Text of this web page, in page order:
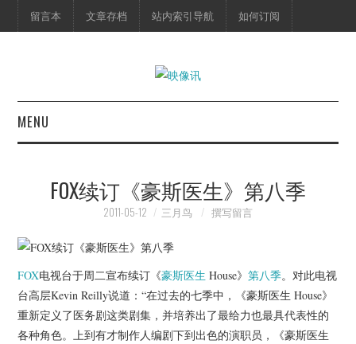
留言本 文章存档 站内索引导航 如何订阅
MENU
映像快讯
预告片
海报剧照
脱口秀
FOX续订《豪斯医生》第八季
2011-05-12 三月鸟 撰写留言
FOX电视台于周二宣布续订《豪斯医生 House》第八季。对此电视
台高层Kevin Reilly说道：“在过去的七季中，《豪斯医生 House》
重新定义了医务剧这类剧集，并培养出了最给力也最具代表性的
各种角色。上到有才制作人编剧下到出色的演职员，《豪斯医生